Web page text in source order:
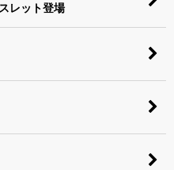
レット登場